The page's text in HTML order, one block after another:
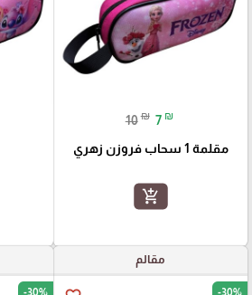
10 ₪ 7 ₪
مقلمة 1 سحاب فروزن زهري
add_shopping_cart
مقالم
-30%
-30%